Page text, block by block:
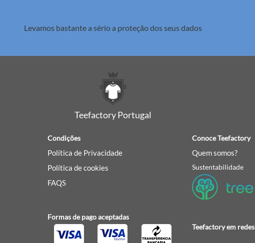
Levamos bastante a sério a proteção dos seus dados
Teefactory Portugal
Condições
Política de Privacidade
Política de cookies
FAQS
Formas de pago aceptadas
Conoce Teefactory
Quem somos?
Sustentabilidade
Teefactory em redes